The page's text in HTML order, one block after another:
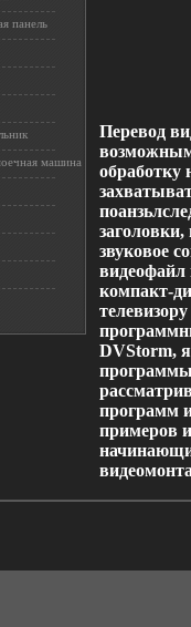
панель
машина
Перевод
возможным
звуковое
видеофайл
компакт-
DVStorm,
программ
примеров